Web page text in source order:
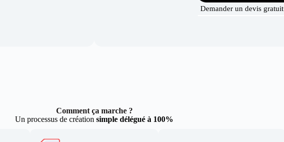
Demander un devis gratuit
Comment ça marche ?
Un processus de création simple délégué à 100%